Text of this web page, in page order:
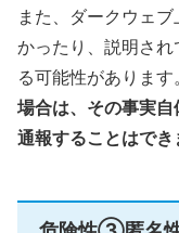
また、ダークウェ
かったり、説明さ
る可能性があります
場合は、その事実
通報することはでき